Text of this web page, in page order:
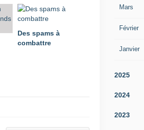
Des spams à
combattre
Mars
Février
Janvier
2025
2024
2023